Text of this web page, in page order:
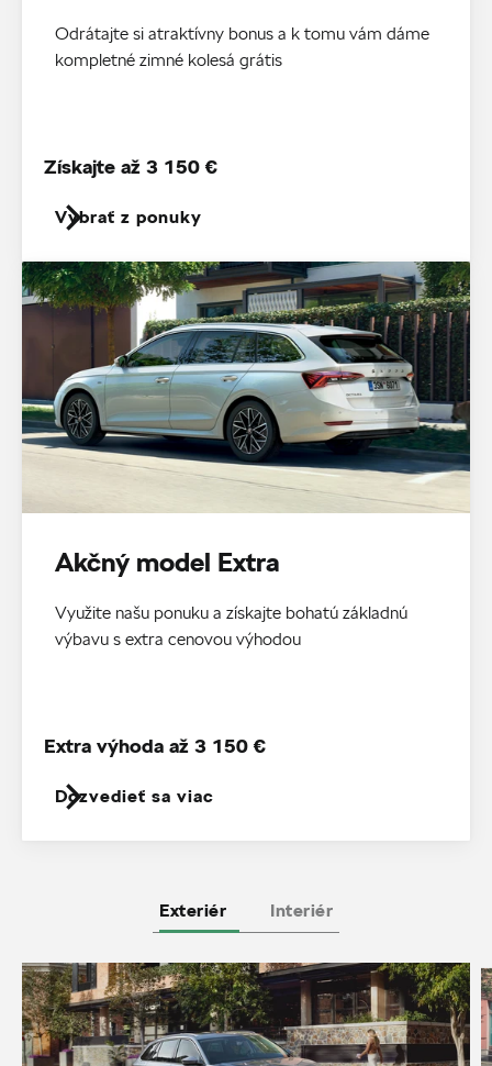
Odrátajte si atraktívny bonus a k tomu vám dáme
kompletné zimné kolesá grátis
Vybrať z ponuky
Získajte až 3 150 €
Akčný model Extra
Využite našu ponuku a získajte bohatú základnú
výbavu s extra cenovou výhodou
Dozvedieť sa viac
Extra výhoda až 3 150 €
Exteriér Interiér